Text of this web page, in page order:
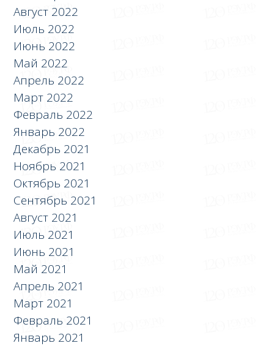
Август 2022
Июль 2022
Июнь 2022
Май 2022
Апрель 2022
Март 2022
Февраль 2022
Январь 2022
Декабрь 2021
Ноябрь 2021
Октябрь 2021
Сентябрь 2021
Август 2021
Июль 2021
Июнь 2021
Май 2021
Апрель 2021
Март 2021
Февраль 2021
Январь 2021